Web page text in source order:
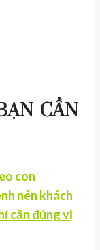
CẦN
con
nên khách
cần đúng vị